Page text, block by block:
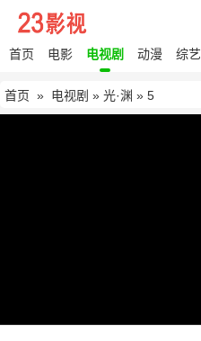
首页 电影 电视剧 动漫 综艺
首页 » 电视剧 » 光·渊 » 5